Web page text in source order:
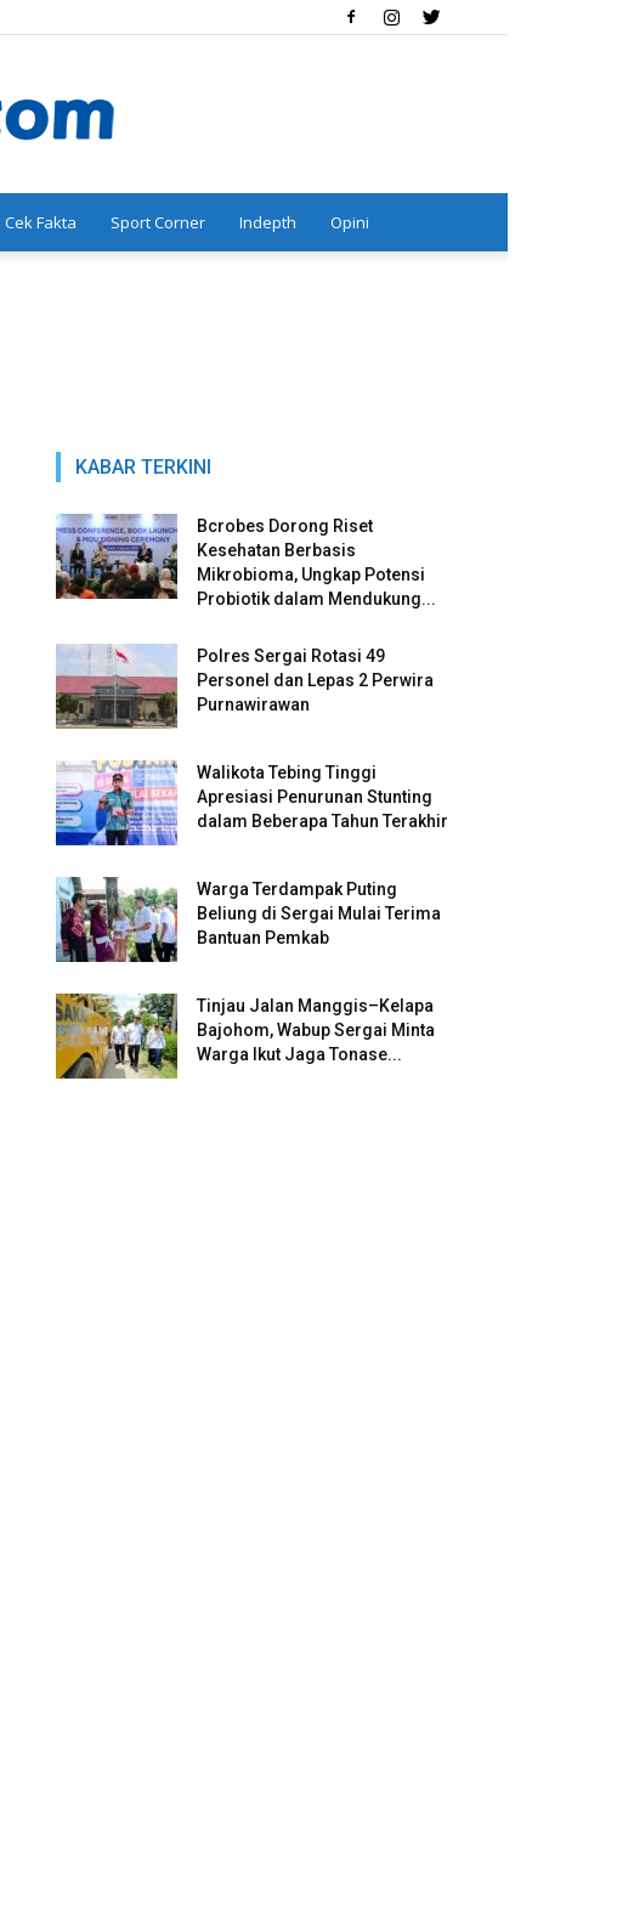
Cek Fakta Sport Corner Indepth Opini
KABAR TERKINI
Bcrobes Dorong Riset
Kesehatan Berbasis
Mikrobioma, Ungkap Potensi
Probiotik dalam Mendukung...
Polres Sergai Rotasi 49
Personel dan Lepas 2 Perwira
Purnawirawan
Walikota Tebing Tinggi
Apresiasi Penurunan Stunting
dalam Beberapa Tahun Terakhir
Warga Terdampak Puting
Beliung di Sergai Mulai Terima
Bantuan Pemkab
Tinjau Jalan Manggis–Kelapa
Bajohom, Wabup Sergai Minta
Warga Ikut Jaga Tonase...